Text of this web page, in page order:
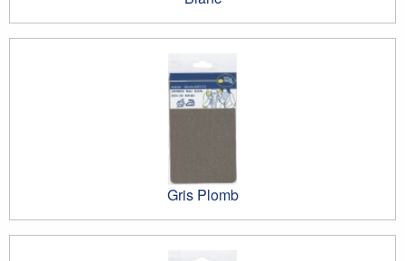
Gris Plomb